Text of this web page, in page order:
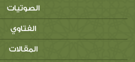
الصوتيات
الفتاوي
المقالات